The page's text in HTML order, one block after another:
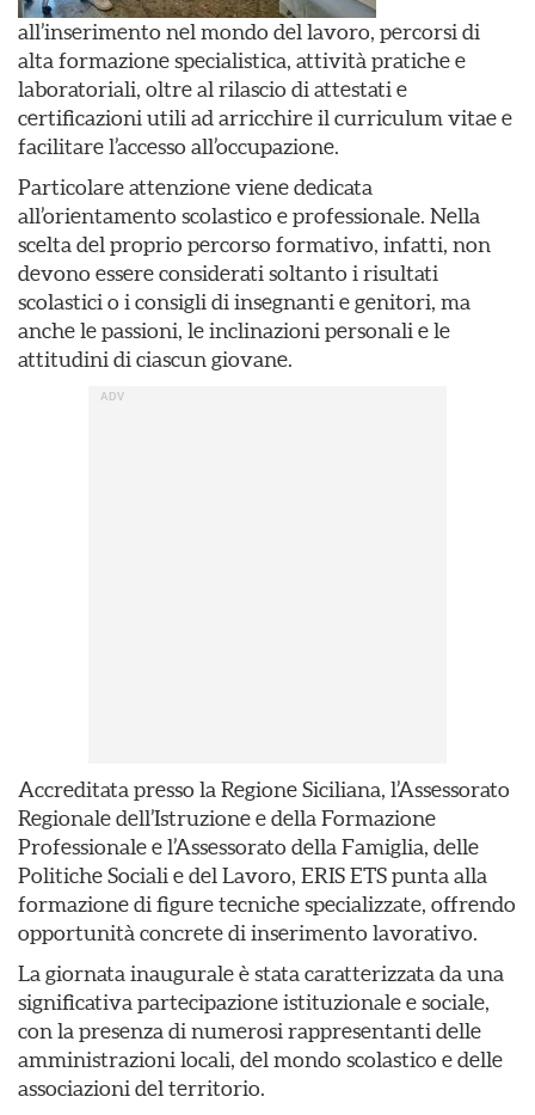
all’inserimento nel mondo del lavoro, percorsi di
alta formazione specialistica, attività pratiche e
laboratoriali, oltre al rilascio di attestati e
certificazioni utili ad arricchire il curriculum vitae e
facilitare l’accesso all’occupazione.
Particolare attenzione viene dedicata
all’orientamento scolastico e professionale. Nella
scelta del proprio percorso formativo, infatti, non
devono essere considerati soltanto i risultati
scolastici o i consigli di insegnanti e genitori, ma
anche le passioni, le inclinazioni personali e le
attitudini di ciascun giovane.
Accreditata presso la Regione Siciliana, l’Assessorato
Regionale dell’Istruzione e della Formazione
Professionale e l’Assessorato della Famiglia, delle
Politiche Sociali e del Lavoro, ERIS ETS punta alla
formazione di figure tecniche specializzate, offrendo
opportunità concrete di inserimento lavorativo.
La giornata inaugurale è stata caratterizzata da una
significativa partecipazione istituzionale e sociale,
con la presenza di numerosi rappresentanti delle
amministrazioni locali, del mondo scolastico e delle
associazioni del territorio.